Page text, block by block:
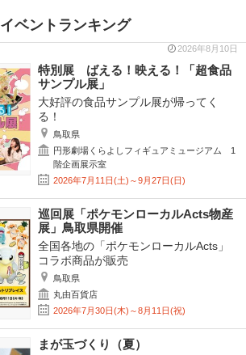
イベントランキング
2026年8月10日
特別展 ばえる！映える！「超食品
サンプル展」
大好評の食品サンプル展が帰ってく
る！
鳥取県
円形劇場くらよしフィギュアミュージアム 1
階企画展示室
2026年7月11日(土)～9月27日(日)
巡回展「ポケモンローカルActs物産
展」鳥取県開催
全国各地の「ポケモンローカルActs」
コラボ商品が販売
鳥取県
丸由百貨店
2026年7月30日(木)～8月11日(祝)
まが玉づくり（夏）